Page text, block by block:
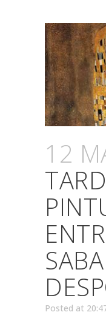
12
Posted at